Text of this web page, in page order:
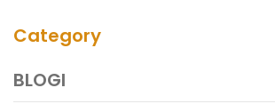
Category
BLOGI